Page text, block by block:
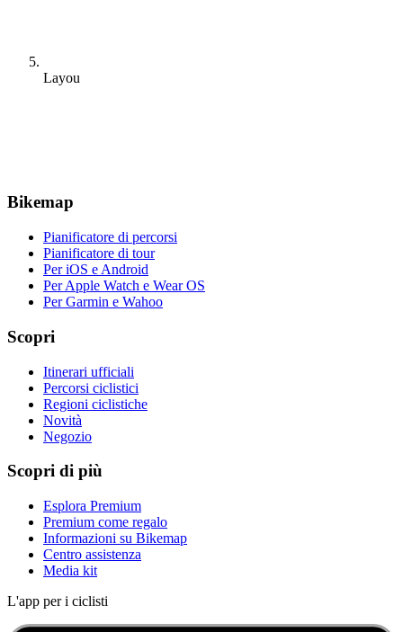
Layou
Bikemap
Pianificatore di percorsi
Pianificatore di tour
Per iOS e Android
Per Apple Watch e Wear OS
Per Garmin e Wahoo
Scopri
Itinerari ufficiali
Percorsi ciclistici
Regioni ciclistiche
Novità
Negozio
Scopri di più
Esplora Premium
Premium come regalo
Informazioni su Bikemap
Centro assistenza
Media kit
L'app per i ciclisti